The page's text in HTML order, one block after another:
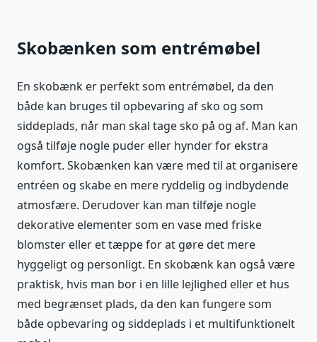
Skobænken som entrémøbel
En skobænk er perfekt som entrémøbel, da den
både kan bruges til opbevaring af sko og som
siddeplads, når man skal tage sko på og af. Man kan
også tilføje nogle puder eller hynder for ekstra
komfort. Skobænken kan være med til at organisere
entréen og skabe en mere ryddelig og indbydende
atmosfære. Derudover kan man tilføje nogle
dekorative elementer som en vase med friske
blomster eller et tæppe for at gøre det mere
hyggeligt og personligt. En skobænk kan også være
praktisk, hvis man bor i en lille lejlighed eller et hus
med begrænset plads, da den kan fungere som
både opbevaring og siddeplads i et multifunktionelt